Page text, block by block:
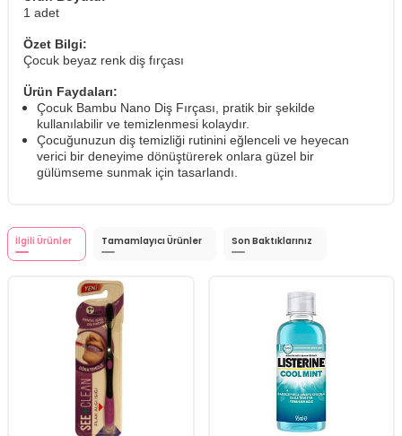
1 adet
Özet Bilgi:
Çocuk beyaz renk diş fırçası
Ürün Faydaları:
Çocuk Bambu Nano Diş Fırçası, pratik bir şekilde
kullanılabilir ve temizlenmesi kolaydır.
Çocuğunuzun diş temizliği rutinini eğlenceli ve heyecan
verici bir deneyime dönüştürerek onlara güzel bir
gülümseme sunmak için tasarlandı.
İlgili Ürünler Tamamlayıcı Ürünler Son Baktıklarınız